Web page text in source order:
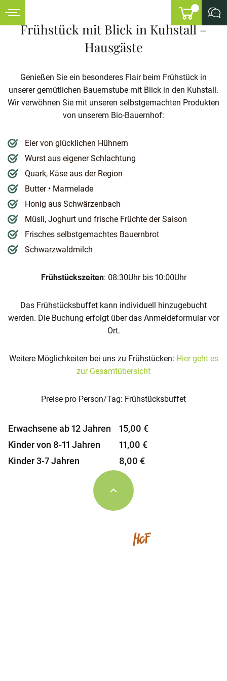
Frühstück mit Blick in Kuhstall –
Hausgäste
Genießen Sie ein besonderes Flair beim Frühstück in
unserer gemütlichen Bauernstube mit Blick in den Kuhstall.
Wir verwöhnen Sie mit unseren selbstgemachten Produkten
von unserem Bio-Bauernhof:
Eier von glücklichen Hühnern
Wurst aus eigener Schlachtung
Quark, Käse aus der Region
Butter • Marmelade
Honig aus Schwärzenbach
Müsli, Joghurt und frische Früchte der Saison
Frisches selbstgemachtes Bauernbrot
Schwarzwaldmilch
Frühstückszeiten: 08:30Uhr bis 10:00Uhr
Das Frühstücksbuffet kann individuell hinzugebucht
werden. Die Buchung erfolgt über das Anmeldeformular vor
Ort.
Weitere Möglichkeiten bei uns zu Frühstücken: Hier geht es
zur Gesamtübersicht
Preise pro Person/Tag: Frühstücksbuffet
Erwachsene ab 12 Jahren
15,00 €
Kinder von 8-11 Jahren
11,00 €
Kinder 3-7 Jahren
8,00 €